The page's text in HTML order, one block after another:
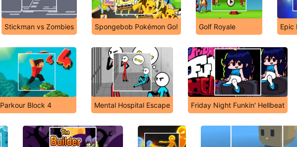
Stickman vs Zombies Spongebob Pokémon Go! Golf Royale Epic
Parkour Block 4 Mental Hospital Escape Friday Night Funkin' Hellbeat